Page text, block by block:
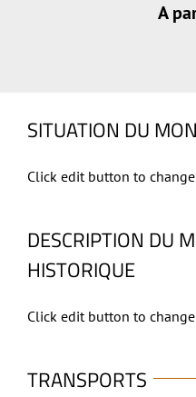
A
SITUATION DU
Click edit button to
DESCRIPTION DU
HISTORIQUE
Click edit button to
TRANSPORTS